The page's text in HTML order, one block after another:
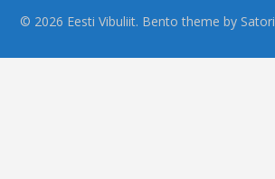
© 2026 Eesti Vibuliit. Bento theme by Satori